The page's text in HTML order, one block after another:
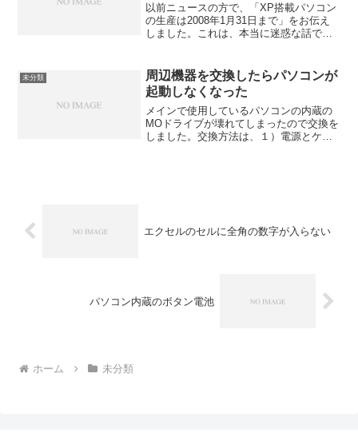
以前ニュースの方で、「XP搭載パソコン
の生産は2008年1月31日まで」をお伝え
しました。これは、本当に迷惑な話です
情があるのかもしれませんが、ユーザ...
未分類
周辺機器を交換したらパソコンが
起動しなくなった
メインで使用しているパソコンの内蔵の
MOドライブが壊れてしまったので交換を
しました。交換方法は、１）電源とケー
エクセルのセルに全角の数字が入らない
パソコン内蔵のボタン電池
ホーム 未分類